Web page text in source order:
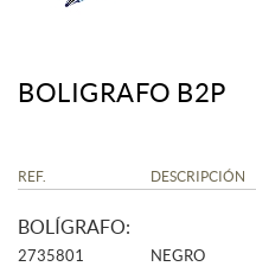
BOLIGRAFO B2P
REF. DESCRIPCIÓN
BOLÍGRAFO:
2735801 NEGRO